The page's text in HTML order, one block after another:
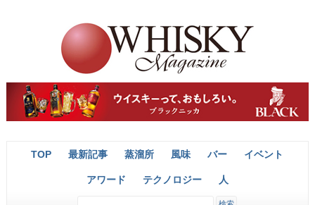
TOP 最新記事 蒸溜所 風味 バー イベント
アワード テクノロジー 人